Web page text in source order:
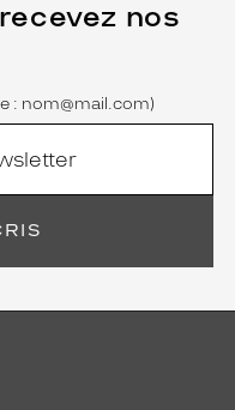
nos
: nom@mail.com)